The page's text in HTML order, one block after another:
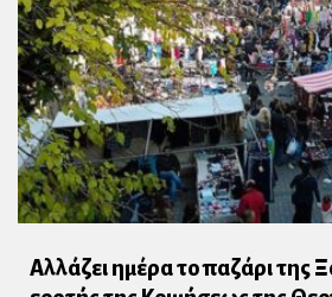
Αλλάζει ημέρα το παζάρι της